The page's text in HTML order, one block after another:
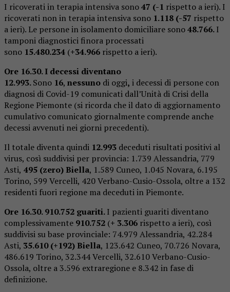
I ricoverati in terapia intensiva sono47 (-1 rispetto a ieri). I
ricoverati non in terapia intensiva sono 1.118 (-57 rispetto
a ieri). Le persone in isolamento domiciliare sono48.766.I
tamponi diagnostici finora processati
sono 15.480.234 (+34.966 rispetto a ieri).
Ore 16.30. I decessi diventano
12.993.Sono 16, nessuno di oggi, i decessi di persone con
diagnosi di Covid-19 comunicati dall’Unità di Crisi della
Regione Piemonte (si ricorda che il dato di aggiornamento
cumulativo comunicato giornalmente comprende anche
decessi avvenuti nei giorni precedenti).
Il totale diventa quindi 12.993 deceduti risultati positivi al
virus, così suddivisi per provincia: 1.739 Alessandria, 779
Asti, 495 (zero) Biella, 1.589 Cuneo, 1.045 Novara, 6.195
Torino, 599 Vercelli, 420 Verbano-Cusio-Ossola, oltre a 132
residenti fuori regione ma deceduti in Piemonte.
Ore 16.30. 910.752 guariti. I pazienti guariti diventano
complessivamente 910.752 (+ 3.306 rispetto a ieri), così
suddivisi su base provinciale: 74.979 Alessandria, 42.284
Asti, 35.610 (+192) Biella, 123.642 Cuneo, 70.726 Novara,
486.619 Torino, 32.344 Vercelli, 32.610 Verbano-Cusio-
Ossola, oltre a 3.596 extraregione e 8.342 in fase di
definizione.